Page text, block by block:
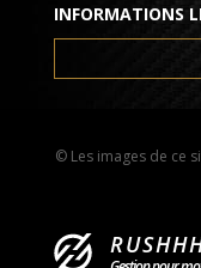
INFORMATIONS
© Les images de ce